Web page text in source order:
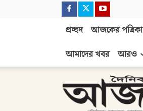
প্রচ্ছদ আজকের পত্রিকা
আমাদের খবর
আরও
আজাদী